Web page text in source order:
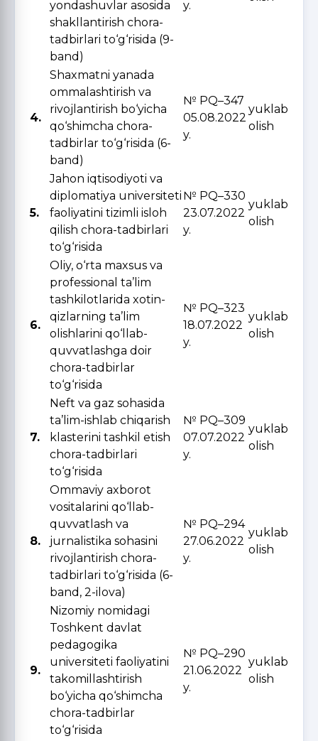
yondashuvlar asosida
shakllantirish chora-
tadbirlari to‘g‘risida (9-
band)
y.
4.
Shaxmatni yanada
ommalashtirish va
rivojlantirish bo‘yicha
qo‘shimcha chora-
tadbirlar to‘g‘risida (6-
band)
№ PQ–347
05.08.2022
y.
yuklab
olish
5.
Jahon iqtisodiyoti va
diplomatiya universiteti
faoliyatini tizimli isloh
qilish chora-tadbirlari
to‘g‘risida
№ PQ–330
23.07.2022
y.
yuklab
olish
6.
Oliy, o‘rta maxsus va
professional ta’lim
tashkilotlarida xotin-
qizlarning ta’lim
olishlarini qo‘llab-
quvvatlashga doir
chora-tadbirlar
to‘g‘risida
№ PQ–323
18.07.2022
y.
yuklab
olish
7.
Neft va gaz sohasida
ta’lim-ishlab chiqarish
klasterini tashkil etish
chora-tadbirlari
to‘g‘risida
№ PQ–309
07.07.2022
y.
yuklab
olish
8.
Ommaviy axborot
vositalarini qo‘llab-
quvvatlash va
jurnalistika sohasini
rivojlantirish chora-
tadbirlari to‘g‘risida (6-
band, 2-ilova)
№ PQ–294
27.06.2022
y.
yuklab
olish
9.
Nizomiy nomidagi
Toshkent davlat
pedagogika
universiteti faoliyatini
takomillashtirish
bo‘yicha qo‘shimcha
chora-tadbirlar
to‘g‘risida
№ PQ–290
21.06.2022
y.
yuklab
olish